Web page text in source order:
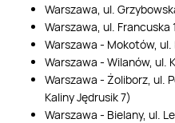
Warszawa, ul.
Warszawa, ul. Francuska
Warszawa - Mokotów, ul.
Warszawa - Wilanów, ul.
Warszawa - Żoliborz, ul.
Kaliny Jędrusik 7)
Warszawa - Bielany, ul.